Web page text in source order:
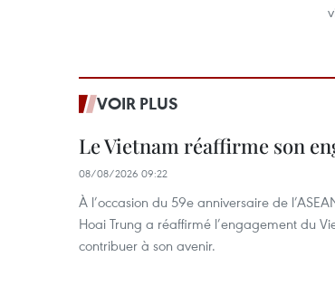
VOIR PLUS
Le Vietnam réaffirme son
08/08/2026 09:22
À l’occasion du 59e anniversaire de
Hoai Trung a réaffirmé l’engagement du
contribuer à son avenir.